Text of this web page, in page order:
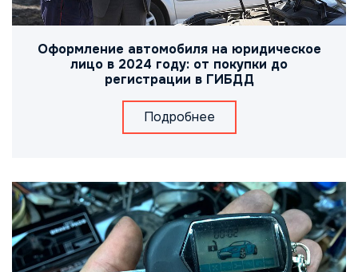
Оформление автомобиля на юридическое
лицо в 2024 году: от покупки до
регистрации в ГИБДД
Подробнее